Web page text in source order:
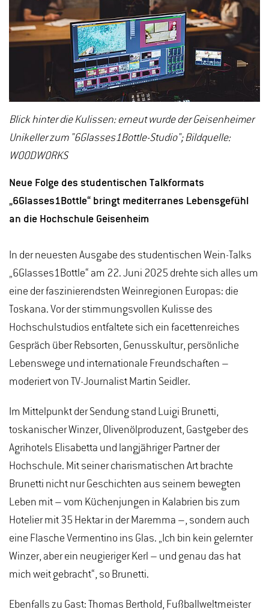
Blick hinter die Kulissen: erneut wurde der Geisenheimer
Unikeller zum "6Glasses1Bottle-Studio"; Bildquelle:
WOODWORKS
Neue Folge des studentischen Talkformats
„6Glasses1Bottle“ bringt mediterranes Lebensgefühl
an die Hochschule Geisenheim
In der neuesten Ausgabe des studentischen Wein-Talks
„6Glasses1Bottle“ am 22. Juni 2025 drehte sich alles um
eine der faszinierendsten Weinregionen Europas: die
Toskana. Vor der stimmungsvollen Kulisse des
Hochschulstudios entfaltete sich ein facettenreiches
Gespräch über Rebsorten, Genusskultur, persönliche
Lebenswege und internationale Freundschaften –
moderiert von TV-Journalist Martin Seidler.
Im Mittelpunkt der Sendung stand Luigi Brunetti,
toskanischer Winzer, Olivenölproduzent, Gastgeber des
Agrihotels Elisabetta und langjähriger Partner der
Hochschule. Mit seiner charismatischen Art brachte
Brunetti nicht nur Geschichten aus seinem bewegten
Leben mit – vom Küchenjungen in Kalabrien bis zum
Hotelier mit 35 Hektar in der Maremma –, sondern auch
eine Flasche Vermentino ins Glas. „Ich bin kein gelernter
Winzer, aber ein neugieriger Kerl – und genau das hat
mich weit gebracht“, so Brunetti.
Ebenfalls zu Gast: Thomas Berthold, Fußballweltmeister